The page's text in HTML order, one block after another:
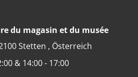
du magasin et du musée
Stetten , Österreich
& 14:00 - 17:00